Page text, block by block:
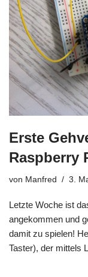
Erste
Raspberry
von Manfred 3.
Letzte Woche ist
angekommen und
damit zu spielen!
Taster), der mittels